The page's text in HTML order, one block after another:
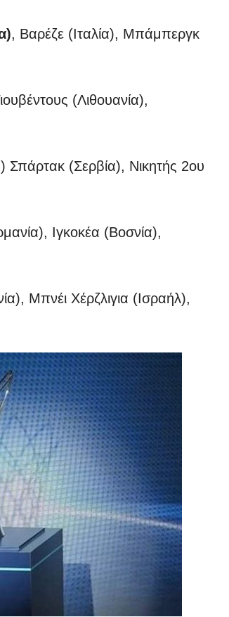
, Βαρέζε (Ιταλία), Μπάμπεργκ
(Λιθουανία),
(Σερβία), Νικητής 2ου
Ιγκοκέα (Βοσνία),
Μπνέι Χέρζλιγια (Ισραήλ),